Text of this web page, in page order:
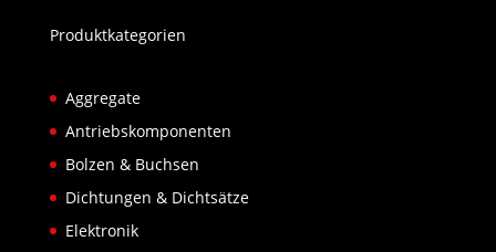
Produktkategorien
Aggregate
Antriebskomponenten
Bolzen & Buchsen
Dichtungen & Dichtsätze
Elektronik